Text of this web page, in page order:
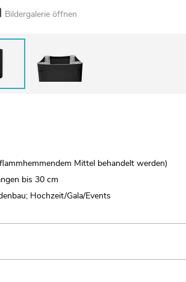
Bildergalerie öffnen
Mittel behandelt werden)
bis 30 cm
Hochzeit/Gala/Events